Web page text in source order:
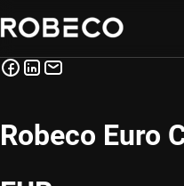
Robeco Euro